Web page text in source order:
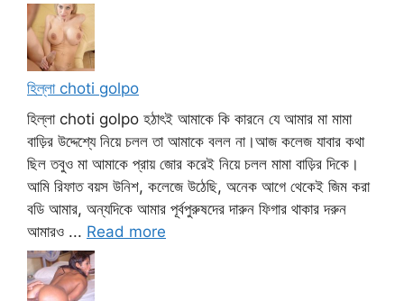
হিল্লা choti golpo
হিল্লা choti golpo হঠাৎই আমাকে কি কারনে যে আমার মা মামা
বাড়ির উদ্দেশ্যে নিয়ে চলল তা আমাকে বলল না।আজ কলেজ যাবার কথা
ছিল তবুও মা আমাকে প্রায় জোর করেই নিয়ে চলল মামা বাড়ির দিকে।
আমি রিফাত বয়স উনিশ, কলেজে উঠেছি, অনেক আগে থেকেই জিম করা
বডি আমার, অন্যদিকে আমার পূর্বপুরুষদের দারুন ফিগার থাকার দরুন
আমারও ... Read more